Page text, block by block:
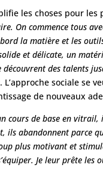
les choses pour
On commence tous
la matière et les
et délicate, un
des talents
sociale se
de nouveaux
cours de base en
ils abandonnent parce
plus motivant et
Je leur prête